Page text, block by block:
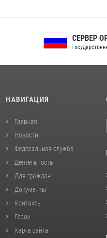
СЕРВЕР ОРГАНОВ
Государственной власти РФ
НАВИГАЦИЯ
Главная
Новости
Федеральная служба
Деятельность
Для граждан
Документы
Контакты
Герои
Карта сайта